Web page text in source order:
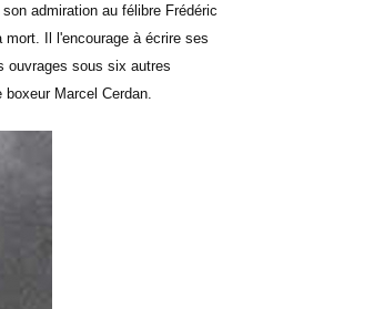
admiration au félibre Frédéric
Il l'encourage à écrire ses
ouvrages sous six autres
Marcel Cerdan.